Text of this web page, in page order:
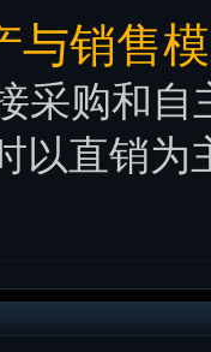
与销售
采购和自
以直销为